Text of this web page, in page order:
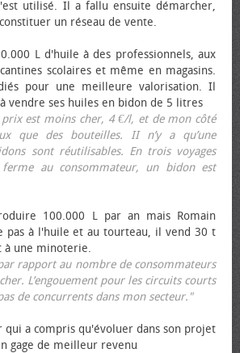
utilisé. Il a fallu ensuite démarcher,
un réseau de vente.
L d'huile à des professionnels, aux
scolaires et même en magasins.
pour une meilleure valorisation. Il
vendre ses huiles en bidon de 5 litres
est moins cher, 4 €/l, et de mon côté
que des bouteilles. II n’y a qu’une
sont réutilisables. En trois voyages
au consommateur, un bidon est
100.000 L par an mais Romain
pas à l'huile et au tourteau, il vend 30 t
à une minoterie.
rapport au nombre de consommateurs
L’engouement pour les circuits courts
de concurrents dans mon secteur."
qui a compris qu'évoluer dans son projet
gage de meilleur revenu